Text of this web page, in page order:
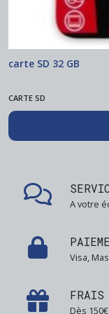
carte SD 32 GB
CARTE SD
A votre
Visa,
FRAIS
Dès